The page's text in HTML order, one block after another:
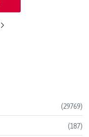
(29769)
(187)